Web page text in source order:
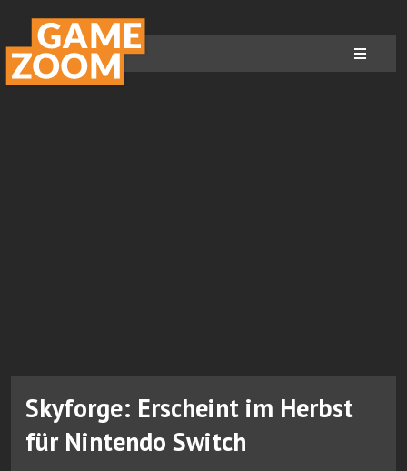
Skyforge: Erscheint im Herbst
für Nintendo Switch